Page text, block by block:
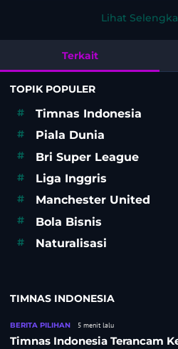
Lihat
Terkait
TOPIK POPULER
#
Timnas Indonesia
# Piala Dunia
# Bri Super League
# Liga Inggris
# Manchester United
# Bola Bisnis
# Naturalisasi
TIMNAS INDONESIA
BERITA PILIHAN 5 menit lalu
Timnas Indonesia Terancam